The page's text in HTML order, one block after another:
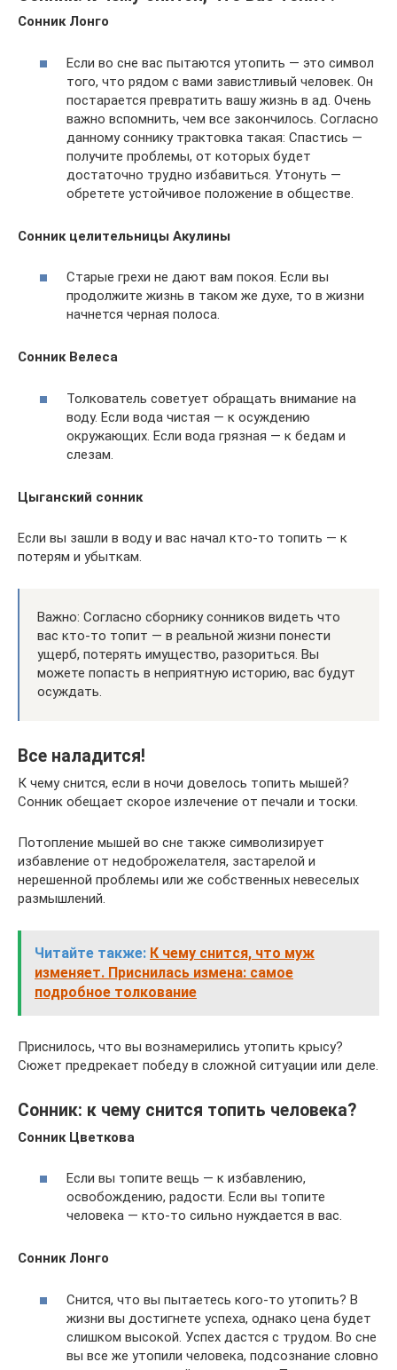
Сонник Лонго
Если во сне вас пытаются утопить — это символ
того, что рядом с вами завистливый человек. Он
постарается превратить вашу жизнь в ад. Очень
важно вспомнить, чем все закончилось. Согласно
данному соннику трактовка такая: Спастись —
получите проблемы, от которых будет
достаточно трудно избавиться. Утонуть —
обретете устойчивое положение в обществе.
Сонник целительницы Акулины
Старые грехи не дают вам покоя. Если вы
продолжите жизнь в таком же духе, то в жизни
начнется черная полоса.
Сонник Велеса
Толкователь советует обращать внимание на
воду. Если вода чистая — к осуждению
окружающих. Если вода грязная — к бедам и
слезам.
Цыганский сонник
Если вы зашли в воду и вас начал кто-то топить — к
потерям и убыткам.
Важно: Согласно сборнику сонников видеть что
вас кто-то топит — в реальной жизни понести
ущерб, потерять имущество, разориться. Вы
можете попасть в неприятную историю, вас будут
осуждать.
Все наладится!
К чему снится, если в ночи довелось топить мышей?
Сонник обещает скорое излечение от печали и тоски.
Потопление мышей во сне также символизирует
избавление от недоброжелателя, застарелой и
нерешенной проблемы или же собственных невеселых
размышлений.
Читайте также: К чему снится, что муж
изменяет. Приснилась измена: самое
подробное толкование
Приснилось, что вы вознамерились утопить крысу?
Сюжет предрекает победу в сложной ситуации или деле.
Сонник: к чему снится топить человека?
Сонник Цветкова
Если вы топите вещь — к избавлению,
освобождению, радости. Если вы топите
человека — кто-то сильно нуждается в вас.
Сонник Лонго
Снится, что вы пытаетесь кого-то утопить? В
жизни вы достигнете успеха, однако цена будет
слишком высокой. Успех дастся с трудом. Во сне
вы все же утопили человека, подсознание словно